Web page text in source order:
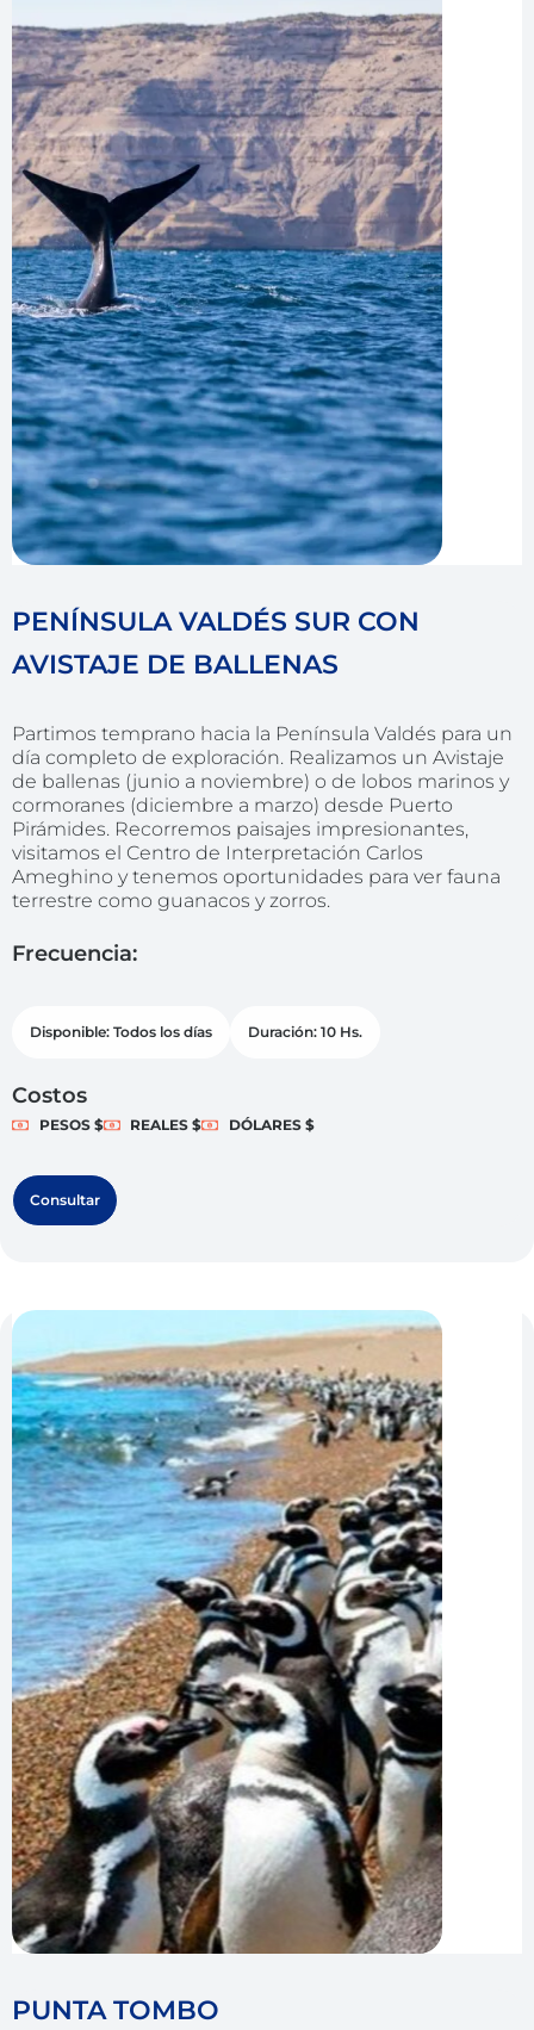
PENÍNSULA VALDÉS SUR CON
AVISTAJE DE BALLENAS
Partimos temprano hacia la Península Valdés para un
día completo de exploración. Realizamos un Avistaje
de ballenas (junio a noviembre) o de lobos marinos y
cormoranes (diciembre a marzo) desde Puerto
Pirámides. Recorremos paisajes impresionantes,
visitamos el Centro de Interpretación Carlos
Ameghino y tenemos oportunidades para ver fauna
terrestre como guanacos y zorros.
Frecuencia:
Disponible: Todos los días Duración: 10 Hs.
Costos
PESOS $ REALES $ DÓLARES $
Consultar
PUNTA TOMBO